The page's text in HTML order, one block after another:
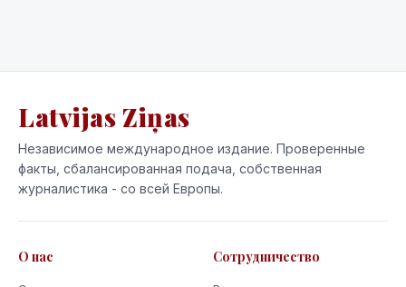
Latvijas Ziņas
Независимое международное издание. Проверенные
факты, сбалансированная подача, собственная
журналистика - со всей Европы.
О нас Сотрудничество